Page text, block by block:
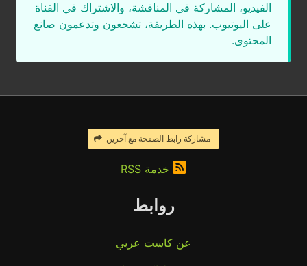
الفيديو، المشاركة في المناقشة، والاشتراك في القناة
على اليوتيوب. بهذه الطريقة، تشجعون وتدعمون صانع
المحتوى.
مشاركة رابط الصفحة مع آخرين
خدمة RSS
روابط
عن كاست عربي